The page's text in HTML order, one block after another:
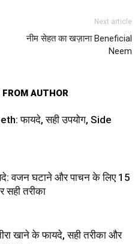
Next article
नीम सेहत का खज़ाना Beneficial
Neem
FROM AUTHOR
फायदे, सही उपयोग, Side
वजन घटाने और पाचन के लिए 15
सही तरीका
खाने के फायदे, सही तरीका और